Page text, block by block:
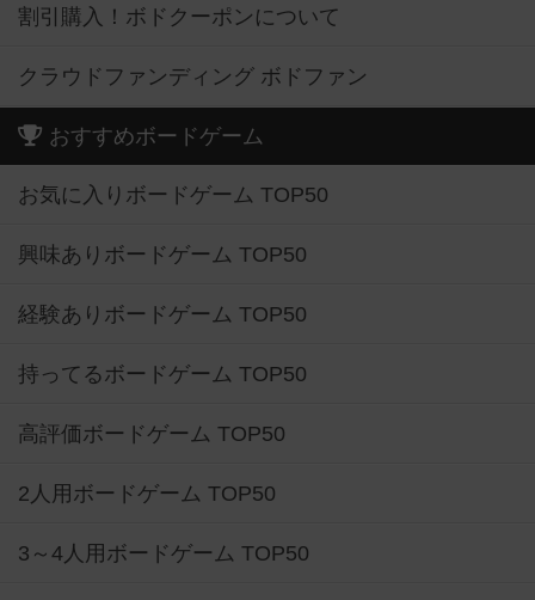
割引購入！ボドクーポンについて
クラウドファンディング ボドファン
おすすめボードゲーム
お気に入りボードゲーム TOP50
興味ありボードゲーム TOP50
経験ありボードゲーム TOP50
持ってるボードゲーム TOP50
高評価ボードゲーム TOP50
2人用ボードゲーム TOP50
3～4人用ボードゲーム TOP50